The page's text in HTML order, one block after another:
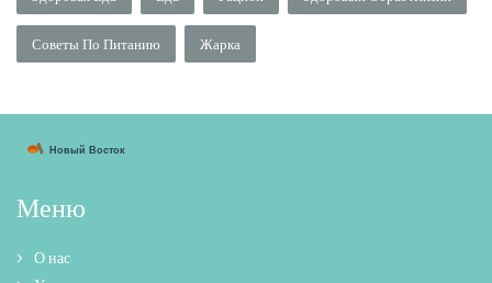
Советы По Питанию Жарка
Меню
О нас